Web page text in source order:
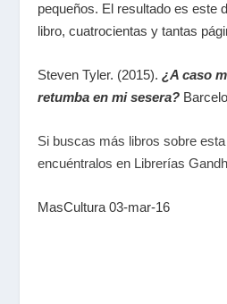
pequeños. El resultado es este
libro, cuatrocientas y tantas
Steven Tyler. (2015).¿A caso
retumba en mi sesera?
Si buscas más libros sobre
encuéntralos en Librerías
MasCultura 03-mar-16